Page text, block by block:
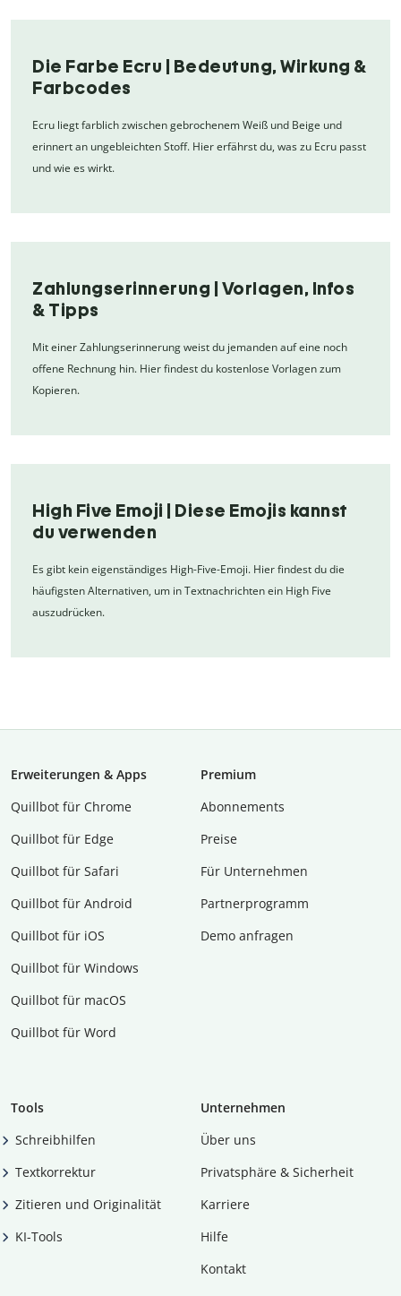
Die Farbe Ecru | Bedeutung, Wirkung &
Farbcodes
Ecru liegt farblich zwischen gebrochenem Weiß und Beige und
erinnert an ungebleichten Stoff. Hier erfährst du, was zu Ecru passt
und wie es wirkt.
Zahlungserinnerung | Vorlagen, Infos
& Tipps
Mit einer Zahlungserinnerung weist du jemanden auf eine noch
offene Rechnung hin. Hier findest du kostenlose Vorlagen zum
Kopieren.
High Five Emoji | Diese Emojis kannst
du verwenden
Es gibt kein eigenständiges High-Five-Emoji. Hier findest du die
häufigsten Alternativen, um in Textnachrichten ein High Five
auszudrücken.
Erweiterungen & Apps
Quillbot für Chrome
Quillbot für Edge
Quillbot für Safari
Quillbot für Android
Quillbot für iOS
Quillbot für Windows
Quillbot für macOS
Quillbot für Word
Premium
Abon­ne­ments
Preise
Für Unternehmen
Partnerprogramm
Demo anfragen
Tools
Schreibhilfen
Textkorrektur
Zitieren und Originalität
KI-Tools
Unternehmen
Über uns
Privatsphäre & Sicherheit
Karriere
Hilfe
Kontakt